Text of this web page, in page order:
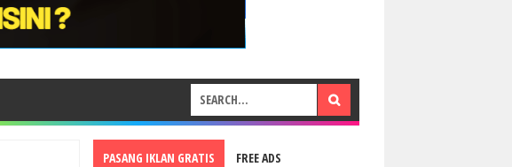
PASANG IKLAN GRATIS FREE ADS